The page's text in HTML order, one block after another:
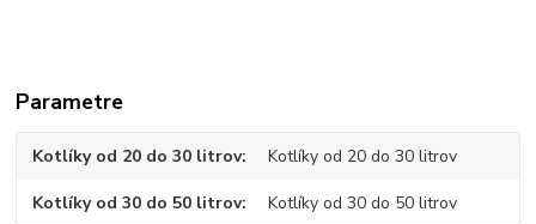
Parametre
Kotlíky od 20 do 30 litrov Kotlíky od 20 do 30 litrov
Kotlíky od 30 do 50 litrov Kotlíky od 30 do 50 litrov